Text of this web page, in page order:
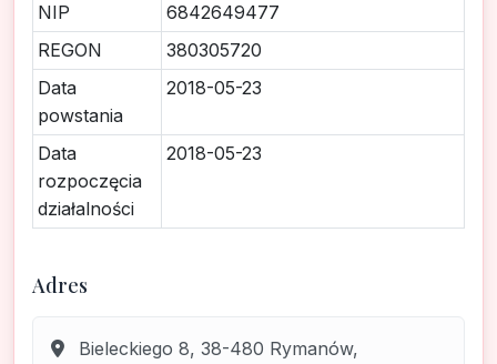
NIP
6842649477
REGON
380305720
Data
powstania
2018-05-23
Data
rozpoczęcia
działalności
2018-05-23
Adres
Bieleckiego 8, 38-480 Rymanów,